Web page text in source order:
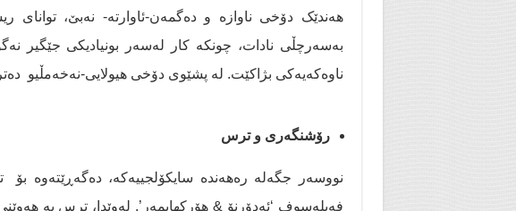
هەندێک دۆخی ناوازە و دەگمەن-ئاوارتە- نەبێ،
بەسەرچڵی نادات، چونکە کار لەسەر بونیادیکی جێگیر
ناوەکەیەکی بژاکێت. لە پشێوی دۆخی هیولایی-نەخەمڵیو
رۆشنگەری و ترس
نووسەر جگەلە رەهەندە سایکۆلجییەکە، دەگەڕێتەوە بۆ
فەیلەسوف ‘ئەدۆرنۆ & هۆرکهایمەر’. لەوێدا، ترس بە